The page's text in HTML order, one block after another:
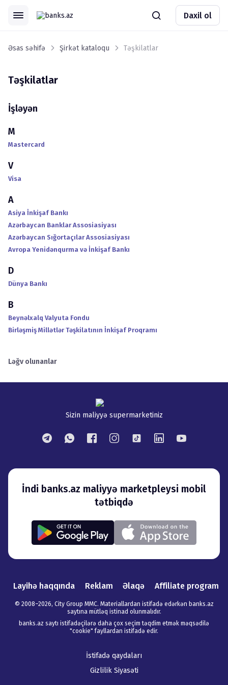
Daxil ol
Əsas səhifə Şirkət kataloqu Təşkilatlar
Təşkilatlar
İşləyən
M
Mastercard
V
Visa
A
Asiya İnkişaf Bankı
Azərbaycan Banklar Assosiasiyası
Azərbaycan Sığortaçılar Assosiasiyası
Avropa Yenidənqurma və İnkişaf Bankı
D
Dünya Bankı
B
Beynəlxalq Valyuta Fondu
Birləşmiş Millətlər Təşkilatının İnkişaf Proqramı
Ləğv olunanlar
Sizin maliyyə supermarketiniz
İndi banks.az maliyyə marketpleysi mobil
tətbiqdə
Layihə haqqında Reklam Əlaqə Affiliate program
© 2008–2026, City Group MMC. Materiallardan istifadə edərkən banks.az
saytına mütləq istinad olunmalıdır.
banks.az saytı istifadəçilərə daha çox seçim təqdim etmək məqsədilə
"cookie" fayllardan istifadə edir.
İstifadə qaydaları
Gizlilik Siyasəti